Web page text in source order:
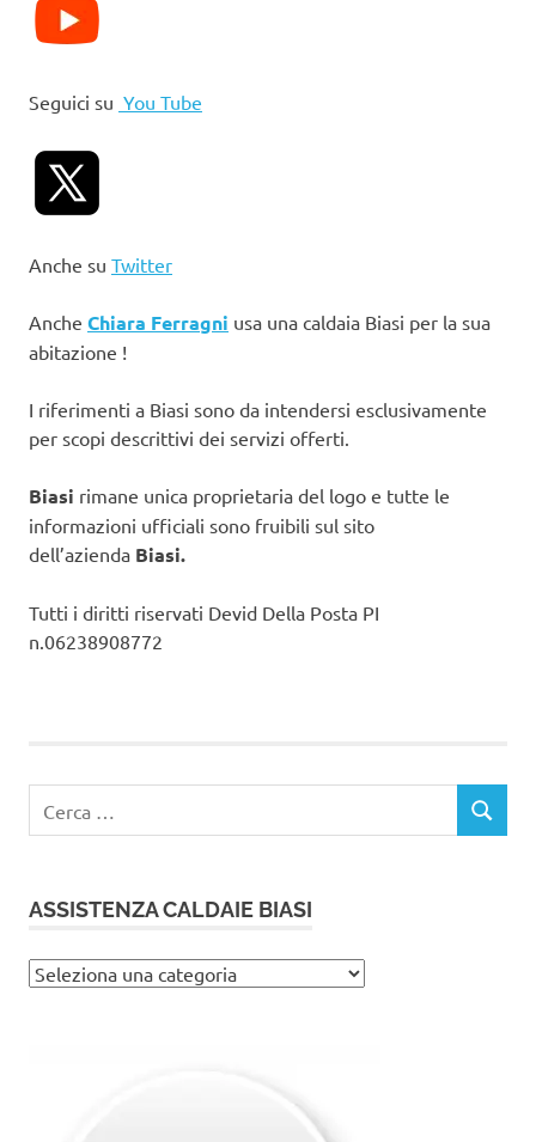
Seguici su You Tube
Anche su Twitter
Anche Chiara Ferragni usa una caldaia Biasi per la sua
abitazione !
I riferimenti a Biasi sono da intendersi esclusivamente
per scopi descrittivi dei servizi offerti.
Biasi rimane unica proprietaria del logo e tutte le
informazioni ufficiali sono fruibili sul sito
dell’azienda Biasi.
Tutti i diritti riservati Devid Della Posta PI
n.06238908772
per:
CERCA
ASSISTENZA CALDAIE BIASI
Assistenza